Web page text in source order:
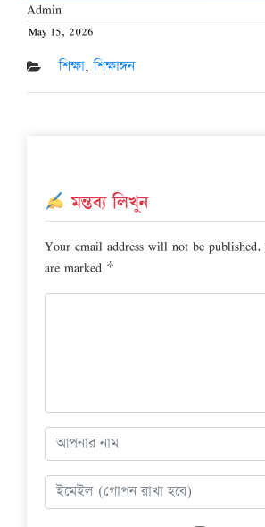
Admin
Posted
on
May 15, 2026
শিক্ষা,শিক্ষাঙ্গন
মন্তব্য লিখুন
Your email address will not be published.
are marked *